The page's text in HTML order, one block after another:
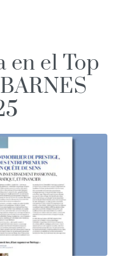
en el Top